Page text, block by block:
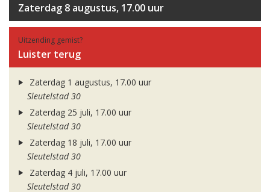
Zaterdag 8 augustus, 17.00 uur
Uitzending gemist?
Luister terug
Zaterdag 1 augustus, 17.00 uur
Sleutelstad 30
Zaterdag 25 juli, 17.00 uur
Sleutelstad 30
Zaterdag 18 juli, 17.00 uur
Sleutelstad 30
Zaterdag 4 juli, 17.00 uur
Sleutelstad 30